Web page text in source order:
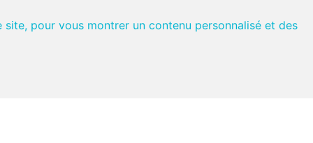
pour vous montrer un contenu personnalisé et des